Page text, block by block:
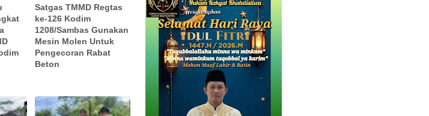
Satgas TMMD Regtas
ke-126 Kodim
1208/Sambas Gunakan
Mesin Molen Untuk
Pengecoran Rabat
Beton